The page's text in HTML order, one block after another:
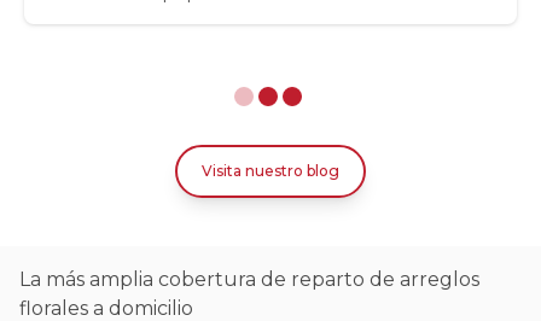
Visita nuestro blog
La más amplia cobertura de reparto de arreglos
florales a domicilio